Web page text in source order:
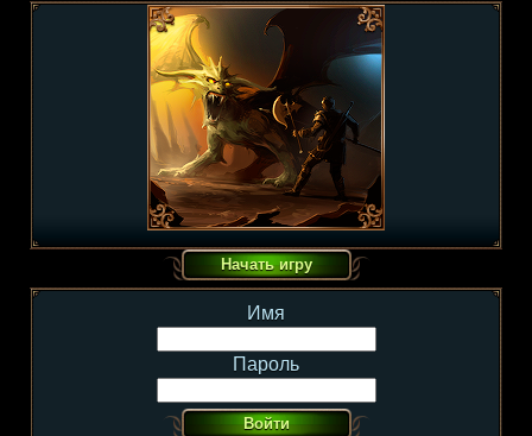
Имя
Пароль